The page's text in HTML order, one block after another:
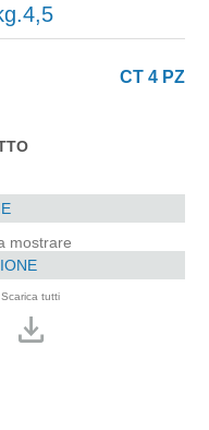
CT 4 PZ
mostrare
Scarica tutti
download